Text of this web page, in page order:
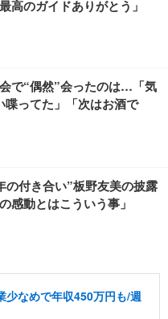
高のガイドありがとう」
で“偶然”会ったのは…「気
喋ってた」「次はお酒で
の付き合い”板野友美の披露
感動とはこういう事」
少なめで年収450万円も/週